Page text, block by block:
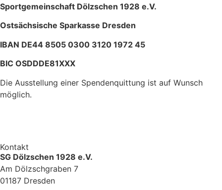
Sportgemeinschaft Dölzschen 1928 e.V.
Ostsächsische Sparkasse Dresden
IBAN DE44 8505 0300 3120 1972 45
BIC OSDDDE81XXX
Die Ausstellung einer Spendenquittung ist auf Wunsch
möglich.
Kontakt
SG Dölzschen 1928 e.V.
Am Dölzschgraben 7
01187 Dresden